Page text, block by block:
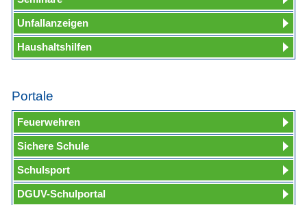
Unfallanzeigen
Haushaltshilfen
Portale
Feuerwehren
Sichere Schule
Schulsport
DGUV-Schulportal